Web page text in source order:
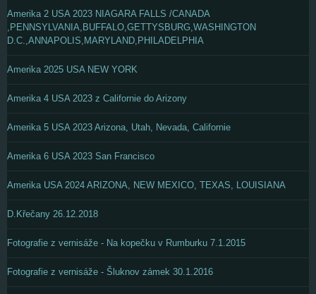
Amerika 2 USA 2023 NIAGARA FALLS /CANADA
,PENNSYLVANIA,BUFFALO,GETTYSBURG,WASHINGTON
D.C.,ANNAPOLIS,MARYLAND,PHILADELPHIA
Amerika 2025 USA NEW YORK
Amerika 4 USA 2023 z Californie do Arizony
Amerika 5 USA 2023 Arizona, Utah, Nevada, Californie
Amerika 6 USA 2023 San Francisco
Amerika USA 2024 ARIZONA, NEW MEXICO, TEXAS, LOUISIANA
D.Křečany 26.12.2018
Fotografie z vernisáže - Na kopečku v Rumburku 7.1.2015
Fotografie z vernisáže - Šluknov zámek 30.1.2016